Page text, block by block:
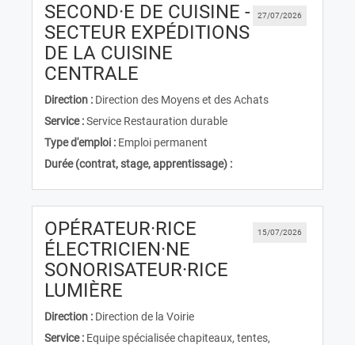
27/07/2026
SECOND·E DE CUISINE -
SECTEUR EXPÉDITIONS
DE LA CUISINE
CENTRALE
Direction : Direction des Moyens et des Achats
Service :Service Restauration durable
Type d'emploi : Emploi permanent
Durée (contrat, stage, apprentissage) :
15/07/2026
OPÉRATEUR·RICE
ÉLECTRICIEN·NE
SONORISATEUR·RICE
LUMIÈRE
Direction : Direction de la Voirie
Service : Equipe spécialisée chapiteaux, tentes,